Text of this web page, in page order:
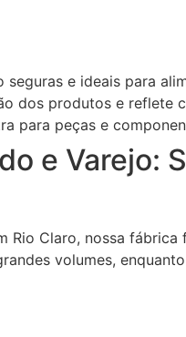
e ideais para
dos produtos e reflete
para peças e
e Varejo:
Rio Claro, nossa
volumes,